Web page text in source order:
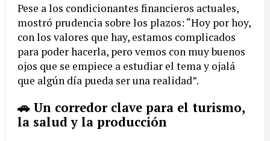
Pese a los condicionantes financieros actuales,
mostró prudencia sobre los plazos: “Hoy por hoy,
con los valores que hay, estamos complicados
para poder hacerla, pero vemos con muy buenos
ojos que se empiece a estudiar el tema y ojalá
que algún día pueda ser una realidad”.
🚗 Un corredor clave para el turismo,
la salud y la producción